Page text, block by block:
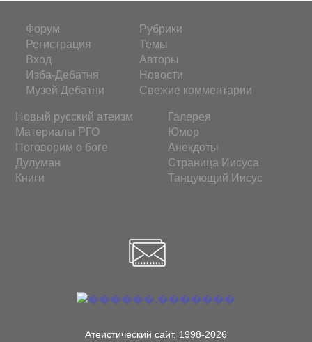
Форум
Регистрация
Вход
Изба-Дебатня
Музей Дебатни
Рубрики
Темы
Авторы
Новости
Свежие комментарии
Новый русский атеизм
Материалы РГО
Поговорим о боге
Дулуман
Книги
Галерея
Юмор
Анекдоты
Страница Иисуса
Танцующий Иисус
Атеистический сайт. 1998-2026